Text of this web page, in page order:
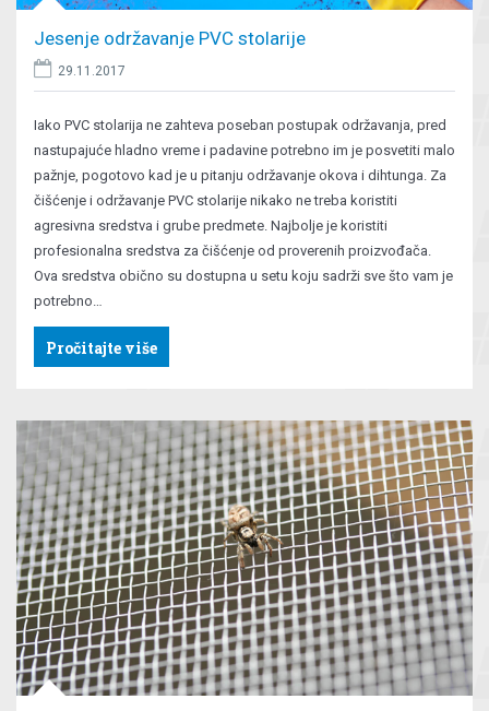
Jesenje održavanje PVC stolarije
29.11.2017
Iako PVC stolarija ne zahteva poseban postupak održavanja, pred
nastupajuće hladno vreme i padavine potrebno im je posvetiti malo
pažnje, pogotovo kad je u pitanju održavanje okova i dihtunga. Za
čišćenje i održavanje PVC stolarije nikako ne treba koristiti
agresivna sredstva i grube predmete. Najbolje je koristiti
profesionalna sredstva za čišćenje od proverenih proizvođača.
Ova sredstva obično su dostupna u setu koju sadrži sve što vam je
potrebno…
Pročitajte više